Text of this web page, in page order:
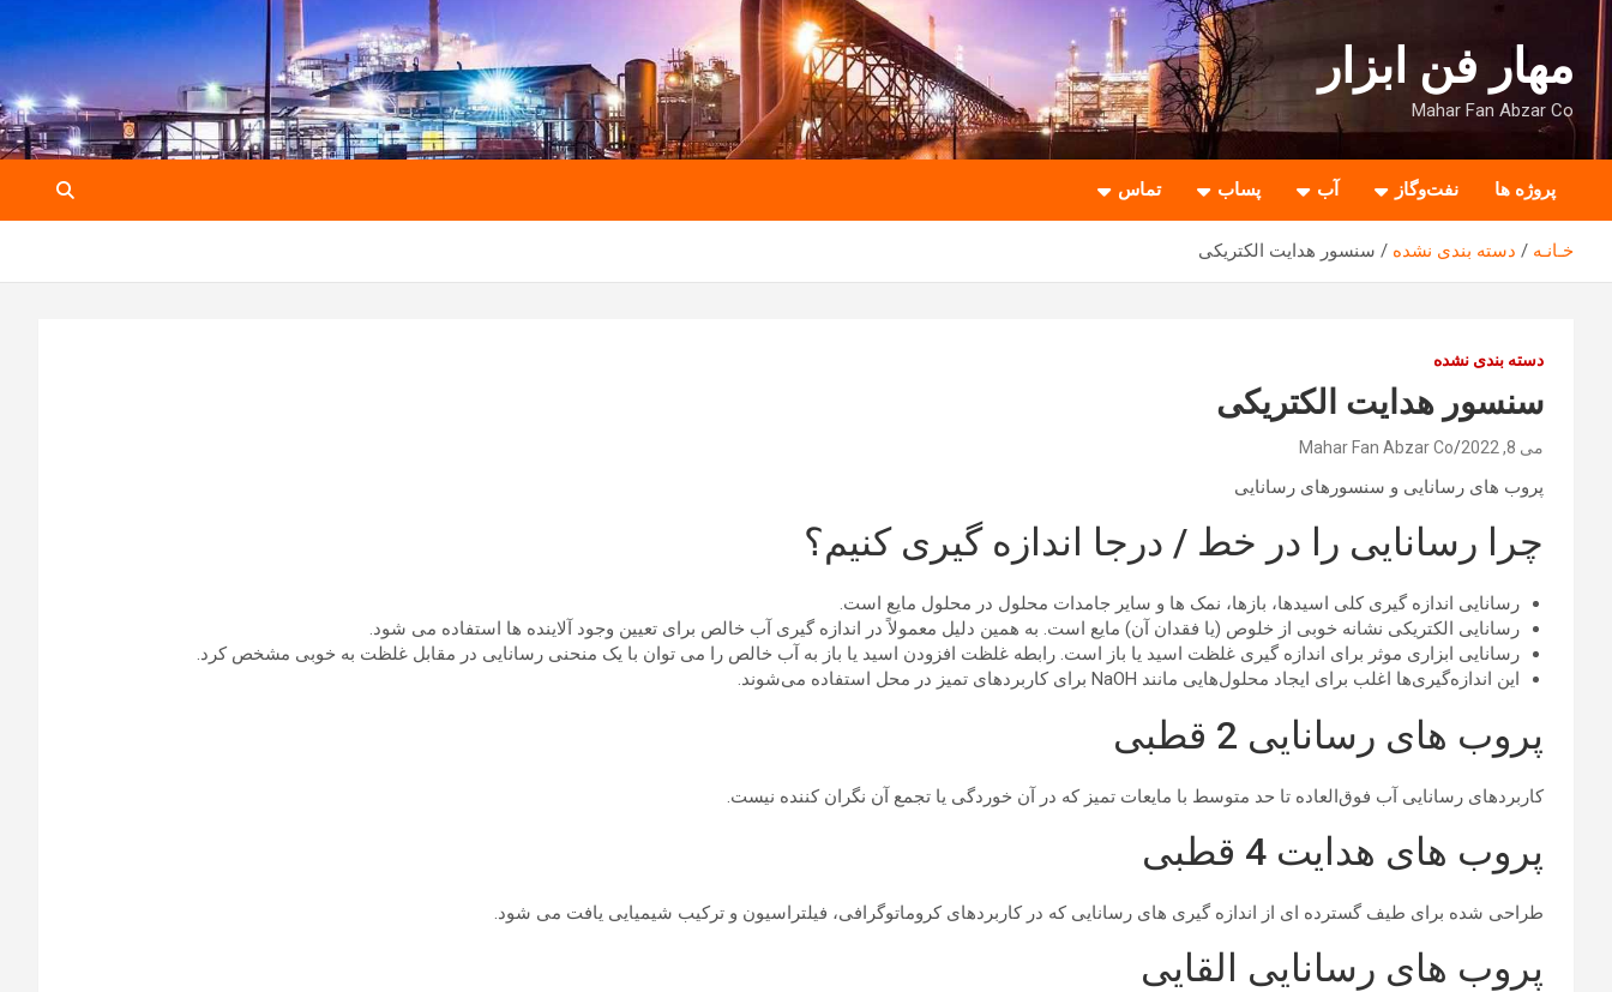
به
محتوا
بروید
مهار فن ابزار
Mahar Fan Abzar Co
پروژه ها نفت‌وگاز آب پساب تماس
خـانـه دسته بندی نشده سنسور هدایت الکتریکی
دسته بندی نشده
سنسور هدایت الکتریکی
می 8, 2022 Mahar Fan Abzar Co
پروب های رسانایی و سنسورهای رسانایی
چرا رسانایی را در خط / درجا اندازه گیری کنیم؟
رسانایی اندازه گیری کلی اسیدها، بازها، نمک ها و سایر جامدات محلول در محلول مایع است.
رسانایی الکتریکی نشانه خوبی از خلوص (یا فقدان آن) مایع است. به همین دلیل معمولاً در اندازه گیری آب خالص برای تعیین وجود آلاینده ها استفاده می شود.
رسانایی ابزاری موثر برای اندازه گیری غلظت اسید یا باز است. رابطه غلظت افزودن اسید یا باز به آب خالص را می توان با یک منحنی رسانایی در مقابل غلظت به خوبی مشخص کرد.
این اندازه‌گیری‌ها اغلب برای ایجاد محلول‌هایی مانند NaOH برای کاربردهای تمیز در محل استفاده می‌شوند.
پروب های رسانایی 2 قطبی
کاربردهای رسانایی آب فوق‌العاده تا حد متوسط ​​با مایعات تمیز که در آن خوردگی یا تجمع آن نگران کننده نیست.
پروب های هدایت 4 قطبی
طراحی شده برای طیف گسترده ای از اندازه گیری های رسانایی که در کاربردهای کروماتوگرافی، فیلتراسیون و ترکیب شیمیایی یافت می شود.
پروب های رسانایی القایی